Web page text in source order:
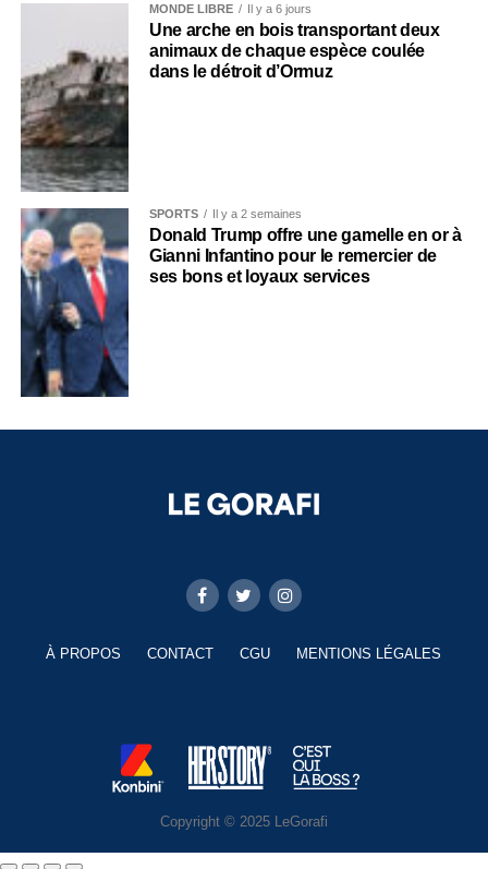
MONDE LIBRE Il y a 6 jours
Une arche en bois transportant deux
animaux de chaque espèce coulée
dans le détroit d’Ormuz
SPORTS Il y a 2 semaines
Donald Trump offre une gamelle en or à
Gianni Infantino pour le remercier de
ses bons et loyaux services
À PROPOS CONTACT CGU MENTIONS LÉGALES
Copyright © 2025 LeGorafi